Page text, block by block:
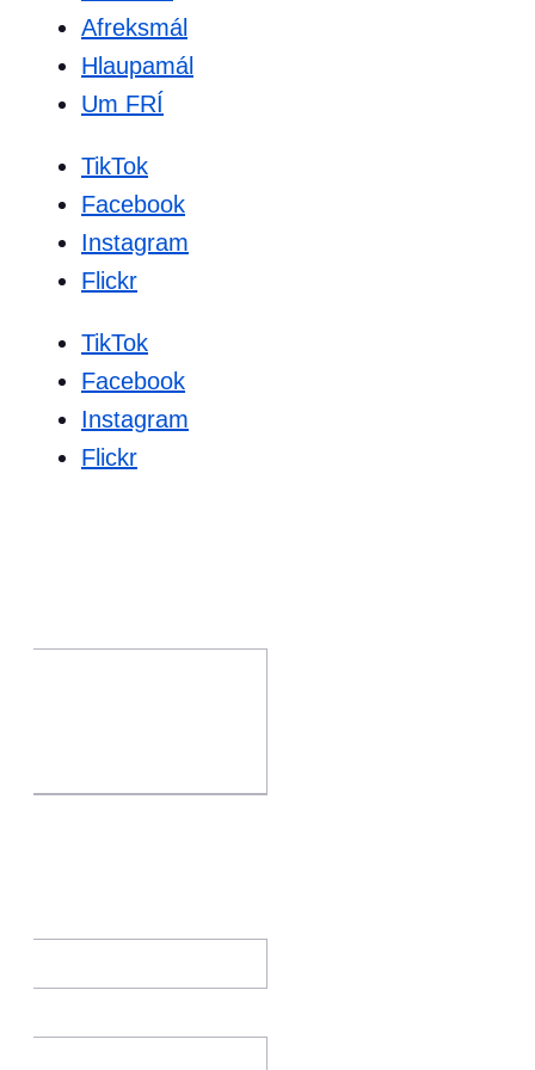
Afreksmál
Hlaupamál
Um FRÍ
TikTok
Facebook
Instagram
Flickr
TikTok
Facebook
Instagram
Flickr